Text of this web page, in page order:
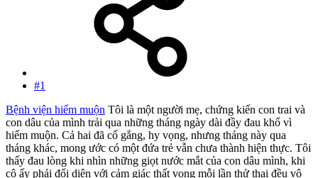
#1
Bệnh viện hiếm muộn Tôi là một người mẹ, chứng kiến con trai và
con dâu của mình trải qua những tháng ngày dài đầy đau khổ vì
hiếm muộn. Cả hai đã cố gắng, hy vọng, nhưng tháng này qua
tháng khác, mong ước có một đứa trẻ vẫn chưa thành hiện thực. Tôi
thấy đau lòng khi nhìn những giọt nước mắt của con dâu mình, khi
cô ấy phải đối diện với cảm giác thất vọng mỗi lần thử thai đều vô